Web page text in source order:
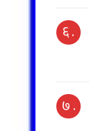
६ .
७ .